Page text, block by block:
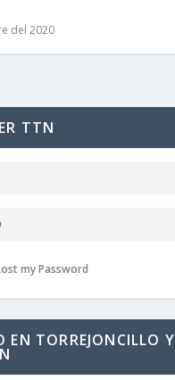
del 2020
TTN
my Password
EN TORREJONCILLO Y